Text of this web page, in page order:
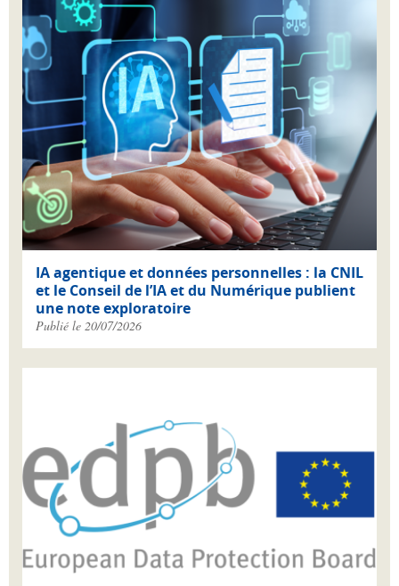
IA agentique et données personnelles : la CNIL
et le Conseil de l’IA et du Numérique publient
une note exploratoire
Publié le 20/07/2026